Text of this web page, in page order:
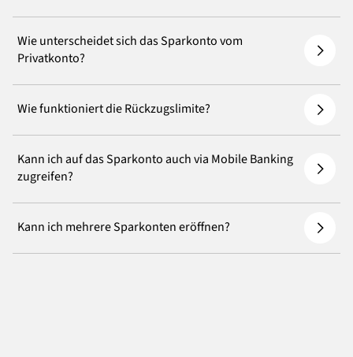
Wie unterscheidet sich das Sparkonto vom
Privatkonto?
Wie funktioniert die Rückzugslimite?
Kann ich auf das Sparkonto auch via Mobile Banking
zugreifen?
Kann ich mehrere Sparkonten eröffnen?